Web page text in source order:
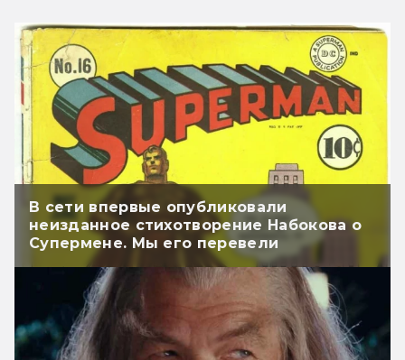
В сети впервые опубликовали
неизданное стихотворение Набокова о
Супермене. Мы его перевели